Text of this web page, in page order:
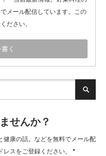
メール配信しています。この
ださい。
せんか？
健康の話。などを無料でメール配
スをご登録ください。 *